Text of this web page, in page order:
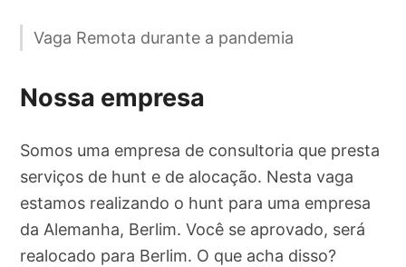
Vaga Remota durante a pandemia
Nossa empresa
Somos uma empresa de consultoria que presta
serviços de hunt e de alocação. Nesta vaga
estamos realizando o hunt para uma empresa
da Alemanha, Berlim. Você se aprovado, será
realocado para Berlim. O que acha disso?